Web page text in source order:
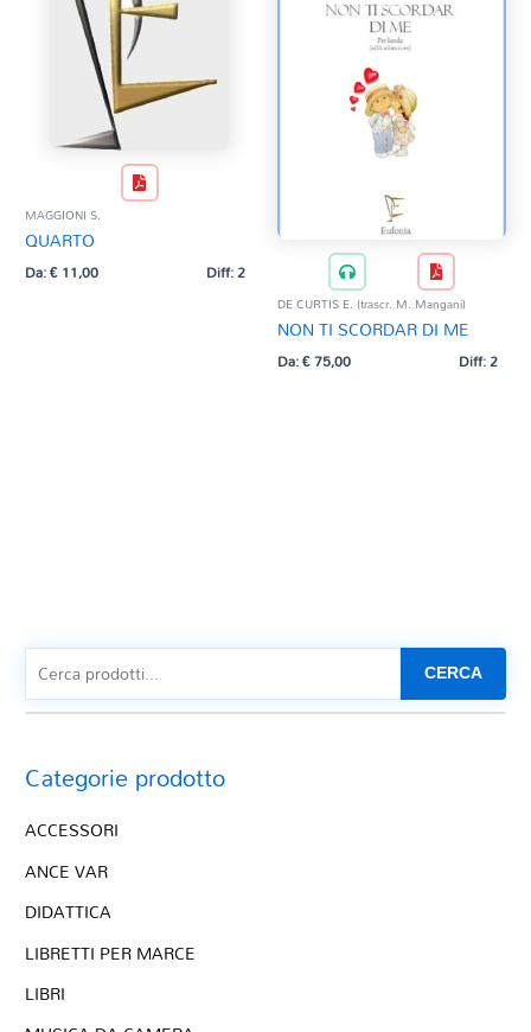
MAGGIONI S.
QUARTO
Da:€11,00 Diff: 2
DE CURTIS E. (trascr. M. Mangani)
NON TI SCORDAR DI ME
Da:€75,00 Diff: 2
CERCA
Categorie prodotto
ACCESSORI
ANCE VAR
DIDATTICA
LIBRETTI PER MARCE
LIBRI